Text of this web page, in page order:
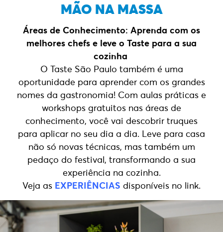
MÃO NA MASSA
Áreas de Conhecimento: Aprenda com os
melhores chefs e leve o Taste para a sua
cozinha
O Taste São Paulo também é uma
oportunidade para aprender com os grandes
nomes da gastronomia! Com aulas práticas e
workshops gratuitos nas áreas de
conhecimento, você vai descobrir truques
para aplicar no seu dia a dia. Leve para casa
não só novas técnicas, mas também um
pedaço do festival, transformando a sua
experiência na cozinha.
Veja as EXPERIÊNCIAS disponíveis no link.